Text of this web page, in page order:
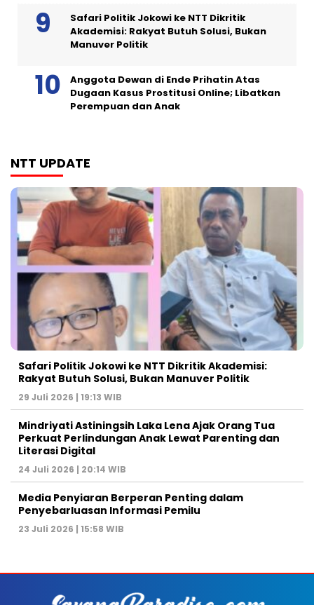
Safari Politik Jokowi ke NTT Dikritik
Akademisi: Rakyat Butuh Solusi, Bukan
Manuver Politik
Anggota Dewan di Ende Prihatin Atas
Dugaan Kasus Prostitusi Online; Libatkan
Perempuan dan Anak
NTT UPDATE
Safari Politik Jokowi ke NTT Dikritik Akademisi:
Rakyat Butuh Solusi, Bukan Manuver Politik
29 Juli 2026 | 19:13 WIB
Mindriyati Astiningsih Laka Lena Ajak Orang Tua
Perkuat Perlindungan Anak Lewat Parenting dan
Literasi Digital
24 Juli 2026 | 20:14 WIB
Media Penyiaran Berperan Penting dalam
Penyebarluasan Informasi Pemilu
23 Juli 2026 | 15:58 WIB